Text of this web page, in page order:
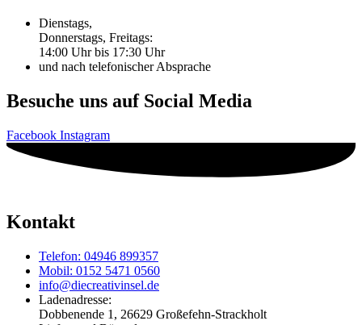
Dienstags,
Donnerstags, Freitags:
14:00 Uhr bis 17:30 Uhr
und nach telefonischer Absprache
Besuche uns auf Social Media
Facebook Instagram
Kontakt
Telefon: 04946 899357
Mobil: 0152 5471 0560
info@diecreativinsel.de
Ladenadresse:
Dobbenende 1, 26629 Großefehn-Strackholt